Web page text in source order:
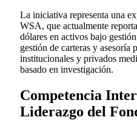
La iniciativa representa una
WSA, que actualmente
dólares en activos bajo
gestión de carteras y asesoría
institucionales y privados
basado en investigación.
Competencia
Liderazgo del